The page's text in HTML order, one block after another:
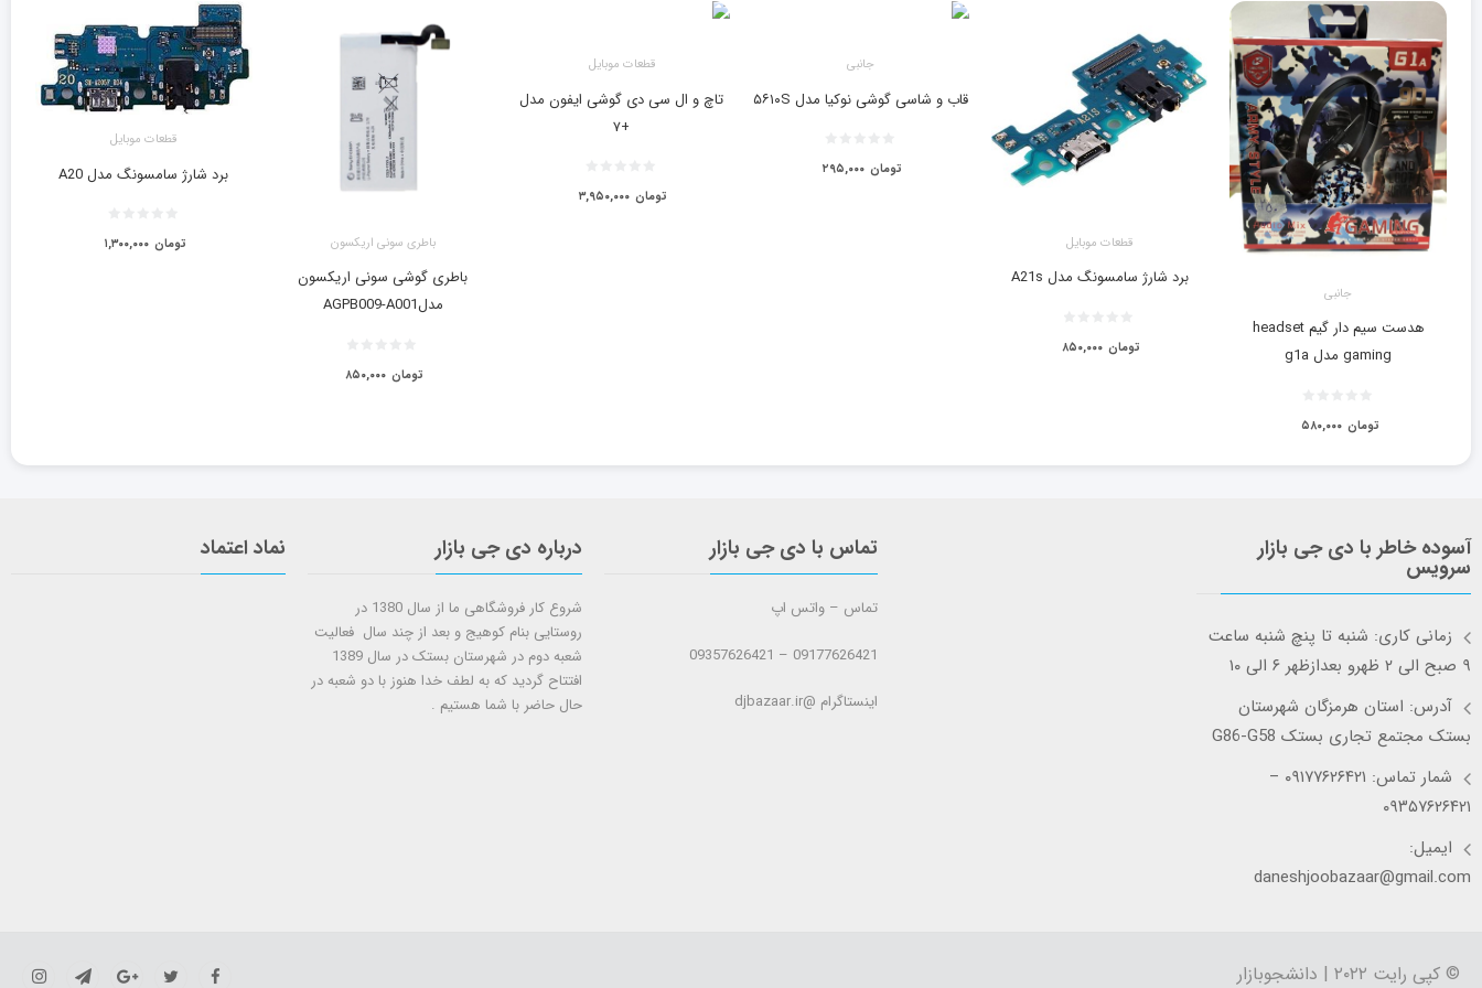
جانبی
هدست سیم دار گیم headset
gaming مدل g1a
۵۸۰,۰۰۰ تومان
قطعات موبایل
برد شارژ سامسونگ مدل A21s
۸۵۰,۰۰۰ تومان
جانبی
قاب و شاسی گوشی نوکیا مدل ۵۶۱۰S
۲۹۵,۰۰۰ تومان
قطعات موبایل
تاچ و ال سی دی گوشی ایفون مدل
+۷
۳,۹۵۰,۰۰۰ تومان
باطری سونی اریکسون
باطری گوشی سونی اریکسون
مدلAGPB009-A001
۸۵۰,۰۰۰ تومان
قطعات موبایل
برد شارژ سامسونگ مدل A20
۱,۳۰۰,۰۰۰ تومان
آسوده خاطر با دی جی بازار
سرویس
زمانی کاری: شنبه تا پنچ شنبه ساعت
۹ صبح الی ۲ ظهرو بعدازظهر ۶ الی ۱۰
آدرس: استان هرمزگان شهرستان
بستک مجتمع تجاری بستک G86-G58
شمار تماس: ۰۹۱۷۷۶۲۶۴۲۱ –
۰۹۳۵۷۶۲۶۴۲۱
ایمیل:
daneshjoobazaar@gmail.com
تماس با دی جی بازار
تماس – واتس اپ
09177626421 – 09357626421
اینستاگرام @djbazaar.ir
درباره دی جی بازار
شروع کار فروشگاهی ما از سال 1380 در
روستایی بنام کوهیج و بعد از چند سال فعالیت
شعبه دوم در شهرستان بستک در سال 1389
افتتاح گردید که به لطف خدا هنوز با دو شعبه در
حال حاضر با شما هستيم .
نماد اعتماد
© کپی رایت ۲۰۲۲ | دانشجوبازار